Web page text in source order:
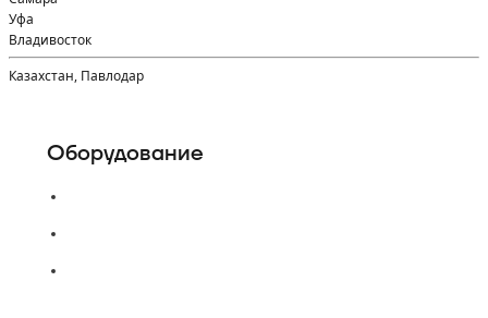
Уфа
Владивосток
Казахстан, Павлодар
Оборудование